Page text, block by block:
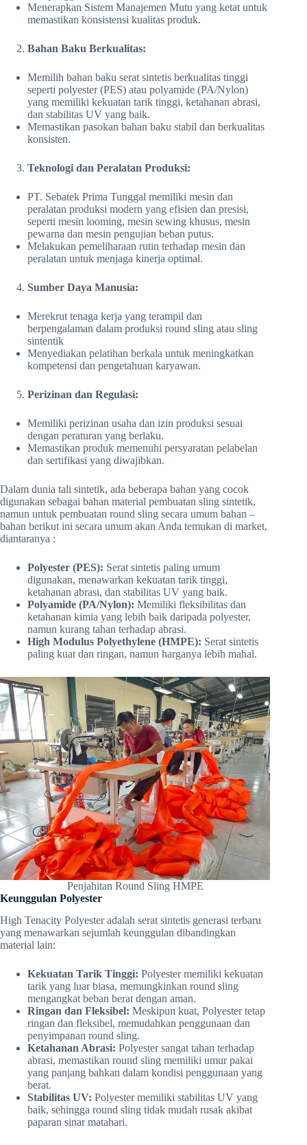
Menerapkan Sistem Manajemen Mutu yang ketat untuk
memastikan konsistensi kualitas produk.
Bahan Baku Berkualitas:
Memilih bahan baku serat sintetis berkualitas tinggi
seperti polyester (PES) atau polyamide (PA/Nylon)
yang memiliki kekuatan tarik tinggi, ketahanan abrasi,
dan stabilitas UV yang baik.
Memastikan pasokan bahan baku stabil dan berkualitas
konsisten.
Teknologi dan Peralatan Produksi:
PT. Sebatek Prima Tunggal memiliki mesin dan
peralatan produksi modern yang efisien dan presisi,
seperti mesin looming, mesin sewing khusus, mesin
pewarna dan mesin pengujian beban putus.
Melakukan pemeliharaan rutin terhadap mesin dan
peralatan untuk menjaga kinerja optimal.
Sumber Daya Manusia:
Merekrut tenaga kerja yang terampil dan
berpengalaman dalam produksi round sling atau sling
sintentik
Menyediakan pelatihan berkala untuk meningkatkan
kompetensi dan pengetahuan karyawan.
Perizinan dan Regulasi:
Memiliki perizinan usaha dan izin produksi sesuai
dengan peraturan yang berlaku.
Memastikan produk memenuhi persyaratan pelabelan
dan sertifikasi yang diwajibkan.
Dalam dunia tali sintetik, ada beberapa bahan yang cocok
digunakan sebagai bahan material pembuatan sling sintetik,
namun untuk pembuatan round sling secara umum bahan –
bahan berikut ini secara umum akan Anda temukan di market,
diantaranya :
Polyester (PES): Serat sintetis paling umum
digunakan, menawarkan kekuatan tarik tinggi,
ketahanan abrasi, dan stabilitas UV yang baik.
Polyamide (PA/Nylon): Memiliki fleksibilitas dan
ketahanan kimia yang lebih baik daripada polyester,
namun kurang tahan terhadap abrasi.
High Modulus Polyethylene (HMPE): Serat sintetis
paling kuat dan ringan, namun harganya lebih mahal.
Penjahitan Round Sling HMPE
Keunggulan Polyester
High Tenacity Polyester adalah serat sintetis generasi terbaru
yang menawarkan sejumlah keunggulan dibandingkan
material lain:
Kekuatan Tarik Tinggi: Polyester memiliki kekuatan
tarik yang luar biasa, memungkinkan round sling
mengangkat beban berat dengan aman.
Ringan dan Fleksibel: Meskipun kuat, Polyester tetap
ringan dan fleksibel, memudahkan penggunaan dan
penyimpanan round sling.
Ketahanan Abrasi: Polyester sangat tahan terhadap
abrasi, memastikan round sling memiliki umur pakai
yang panjang bahkan dalam kondisi penggunaan yang
berat.
Stabilitas UV: Polyester memiliki stabilitas UV yang
baik, sehingga round sling tidak mudah rusak akibat
paparan sinar matahari.